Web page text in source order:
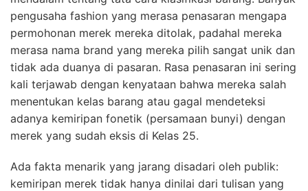
pengusaha fashion yang merasa penasaran mengapa
permohonan merek mereka ditolak, padahal mereka
merasa nama brand yang mereka pilih sangat unik dan
tidak ada duanya di pasaran. Rasa penasaran ini sering
kali terjawab dengan kenyataan bahwa mereka salah
menentukan kelas barang atau gagal mendeteksi
adanya kemiripan fonetik (persamaan bunyi) dengan
merek yang sudah eksis di Kelas 25.
Ada fakta menarik yang jarang disadari oleh publik:
kemiripan merek tidak hanya dinilai dari tulisan yang